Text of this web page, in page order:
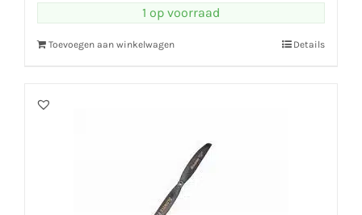
1 op voorraad
Toevoegen aan winkelwagen Details